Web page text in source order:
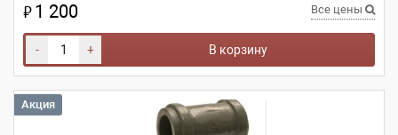
₽1 200 Все цены
- + В корзину
Акция